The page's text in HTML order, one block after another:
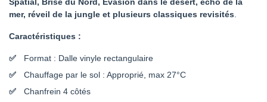
mer, réveil de la jungle et plusieurs classiques revisités
Caractéristiques :
Format : Dalle vinyle rectangulaire
Chauffage par le sol : Approprié, max 27°C
Chanfrein 4 côtés